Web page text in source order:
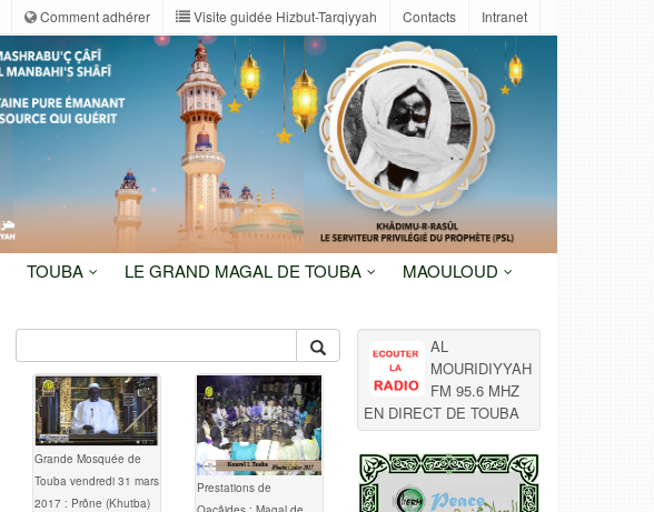
Comment adhérer Visite guidée Hizbut-Tarqiyyah Contacts Intranet
TOUBA LE GRAND MAGAL DE TOUBA MAOULOUD
Grande Mosquée de
Touba vendredi 31 mars
2017 : Prône (Khutba)
Prestations de
AL
MOURIDIYYAH
FM 95.6 MHZ
EN DIRECT DE TOUBA